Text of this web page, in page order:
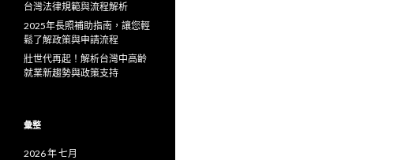
台灣法律規範與流程解析
2025年長照補助指南，讓您輕
鬆了解政策與申請流程
壯世代再起！解析台灣中高齡
就業新趨勢與政策支持
彙整
2026 年 七月